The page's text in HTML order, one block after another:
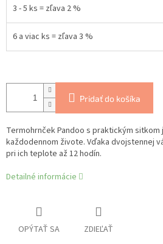
3 - 5 ks = zľava 2 %
6 a viac ks = zľava 3 %
Pridať do košíka
Termohrnček Pandoo s praktickým
každodennom živote. Vďaka dvojstennej
pri ich teplote až 12 hodín.
Detailné informácie
OPÝTAŤ SA ZDIEĽAŤ